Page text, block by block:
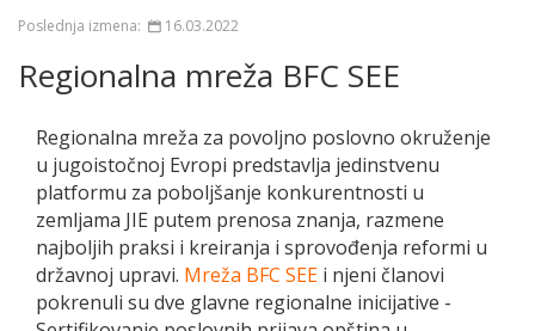
Poslednja izmena:
16.03.2022
Regionalna mreža BFC SEE
Regionalna mreža za povoljno poslovno okruženje
u jugoistočnoj Evropi predstavlja jedinstvenu
platformu za poboljšanje konkurentnosti u
zemljama JIE putem prenosa znanja, razmene
najboljih praksi i kreiranja i sprovođenja reformi u
državnoj upravi. Mreža BFC SEE i njeni članovi
pokrenuli su dve glavne regionalne inicijative -